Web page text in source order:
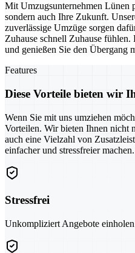
Mit Umzugsunternehmen Lünen
sondern auch Ihre Zukunft.
zuverlässige Umzüge sorgen
Zuhause schnell Zuhause fühlen.
und genießen Sie den Übergang
Features
Diese Vorteile bieten wir
Wenn Sie mit uns umziehen
Vorteilen. Wir bieten Ihnen nicht
auch eine Vielzahl von
einfacher und stressfreier machen.
Stressfrei
Unkompliziert Angebote